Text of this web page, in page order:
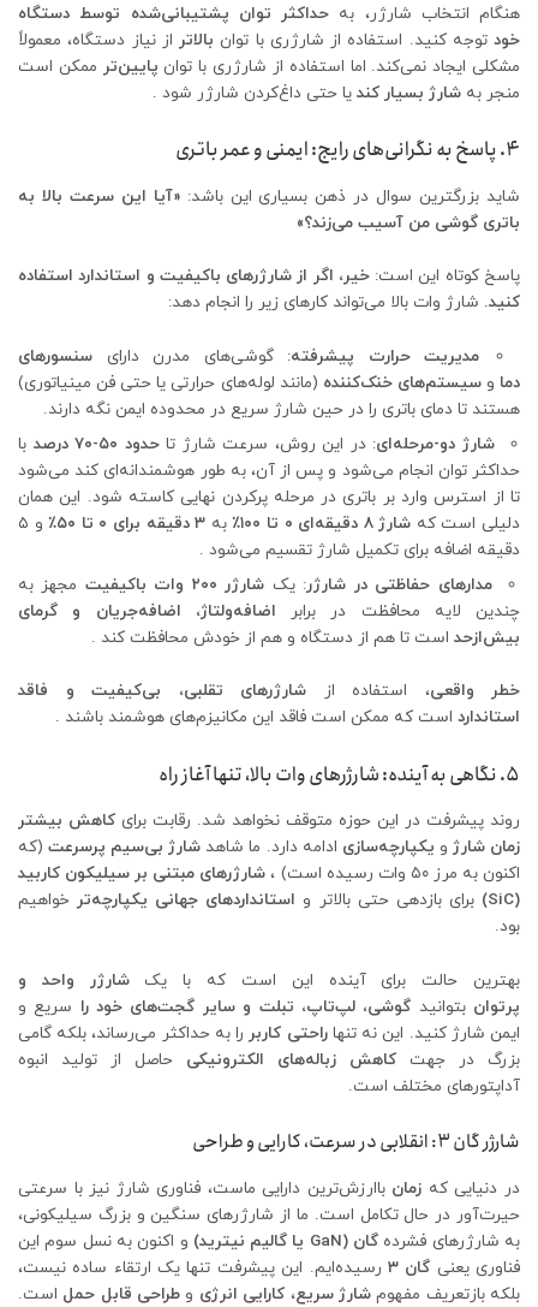
هنگام انتخاب شارژر، به حداکثر توان پشتیبانی‌شده توسط دستگاه
خود توجه کنید. استفاده از شارژری با توان بالاتر از نیاز دستگاه، معمولاً
مشکلی ایجاد نمی‌کند. اما استفاده از شارژری با توان پایین‌تر ممکن است
منجر به شارژ بسیار کند یا حتی داغ‌کردن شارژر شود .
۴. پاسخ به نگرانی‌های رایج: ایمنی و عمر باتری
شاید بزرگترین سوال در ذهن بسیاری این باشد:«آیا این سرعت بالا به
باتری گوشی من آسیب می‌زند؟»
پاسخ کوتاه این است:خیر، اگر از شارژرهای باکیفیت و استاندارد استفاده
کنید. شارژ وات بالا می‌تواند کارهای زیر را انجام دهد:
مدیریت حرارت پیشرفته: گوشی‌های مدرن دارای سنسورهای
دما وسیستم‌های خنک‌کننده (مانند لوله‌های حرارتی یا حتی فن مینیاتوری)
هستند تا دمای باتری را در حین شارژ سریع در محدوده ایمن نگه دارند.
شارژ دو-مرحله‌ای: در این روش، سرعت شارژ تاحدود ۵۰-۷۰ درصد
با
حداکثر توان انجام می‌شود و پس از آن، به طور هوشمندانه‌ای کند می‌شود
تا از استرس وارد بر باتری در مرحله پرکردن نهایی کاسته شود. این همان
دلیلی است که شارژ ۸ دقیقه‌ای ۰ تا ۱۰۰٪ به ۳ دقیقه برای ۰ تا ۵۰٪
و ۵
دقیقه اضافه برای تکمیل شارژ تقسیم می‌شود .
مدارهای حفاظتی در شارژر: یک شارژر ۲۰۰ وات باکیفیت
مجهز به
چندین لایه محافظت در برابر اضافه‌ولتاژ، اضافه‌جریان و گرمای
بیش‌ازحد است تا هم از دستگاه و هم از خودش محافظت کند .
خطر واقعی، استفاده از شارژرهای تقلبی، بی‌کیفیت و فاقد
استاندارد است که ممکن است فاقد این مکانیزم‌های هوشمند باشند .
۵. نگاهی به آینده: شارژرهای وات بالا، تنها آغاز راه
روند پیشرفت در این حوزه متوقف نخواهد شد. رقابت برای کاهش بیشتر
زمان شارژ و یکپارچه‌سازی ادامه دارد. ما شاهد شارژ بی‌سیم پرسرعت(که
اکنون به مرز ۵۰ وات رسیده است) ،
شارژرهای مبتنی بر سیلیکون کاربید
(SiC)
برای بازدهی حتی بالاتر و استانداردهای جهانی یکپارچه‌تر خواهیم
بود.
بهترین حالت برای آینده این است که با یکشارژر واحد و
پرتوان بتوانید گوشی، لپ‌تاپ، تبلت و سایر گجت‌های خود را سریع و
ایمن شارژ کنید. این نه تنهاراحتی کاربر را به حداکثر می‌رساند، بلکه گامی
بزرگ در جهت کاهش زباله‌های الکترونیکی حاصل از تولید انبوه
آداپتورهای مختلف است.
شارژر گان ۳: انقلابی در سرعت، کارایی و طراحی
در دنیایی که زمان باارزش‌ترین دارایی ماست، فناوری شارژ نیز با سرعتی
حیرت‌آور در حال تکامل است. ما از شارژرهای سنگین و بزرگ سیلیکونی،
به شارژرهای فشرده گان (GaN یا گالیم نیترید)
و اکنون به نسل سوم این
فناوری یعنی گان ۳
رسیده‌ایم. این پیشرفت تنها یک ارتقاء ساده نیست،
بلکه بازتعریف مفهومشارژ سریع، کارایی انرژی و طراحی قابل حمل است.